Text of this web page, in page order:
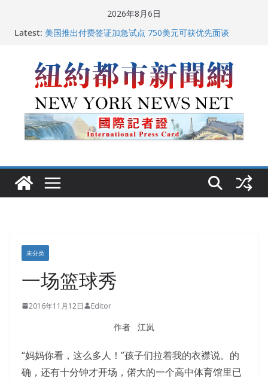
2026年8月6日
Latest: 美国推出付费签证加急试点 750美元可获优先面谈
人！
FBI联合纽约警方突袭多名警界高层住所 涉纽约警察局腐
败刑事调查
中国驻美国大使谢锋邀请美国老教师罗纳德·萨科尔斯基
再次访华
未分类
一场篮球秀
2016年11月12日 Editor
作者 江岚
“妈妈你看，这么多人！”孩子们拉着我的衣襟说。的
确，还有十分钟才开场，偌大的一个高中体育馆里已